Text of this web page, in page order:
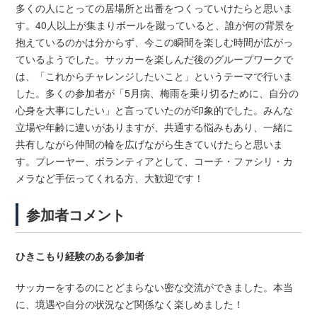
多くの人にとっての居場所と出番をつくっていけたらと思いま
す。40人以上が集まりボールを蹴っていると、誰が何の背景を
抱えているのかは分からず、今この瞬間を楽しむ時間が広がっ
ているようでした。サッカーを楽しんだ後のグループワークで
は、「これからチャレンジしたいこと」というテーマで行いま
した。多くの参加者が「5月病、梅雨を乗り切るために、自分の
心身を大事にしたい」と言っていたのが印象的でした。みんな
立場や年齢に違いがありますが、共通する悩みもあり、一緒に
共有しながら仲間の輪を広げながら生きていけたらと思いま
す。プレーヤー、ボランティアとして、コーチ・ファシリ・カ
メラなど手伝ってくれる方、大歓迎です！
参加者コメント
ひきこもり経験のある参加者
サッカーをするのにとどまらない密な交流ができました。本当
に、境遇や自分の状況など関係なく楽しめました！